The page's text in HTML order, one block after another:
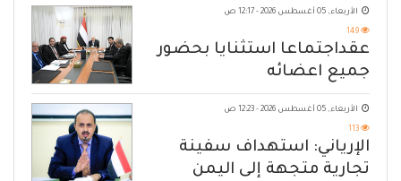
الأربعاء, 05 أغسطس 2026 - 12:17 ص
149
عقداجتماعا استثنايا بحضور
جميع اعضائه
الأربعاء, 05 أغسطس 2026 - 12:23 ص
113
الإرياني: استهداف سفينة
تجارية متجهة إلى اليمن